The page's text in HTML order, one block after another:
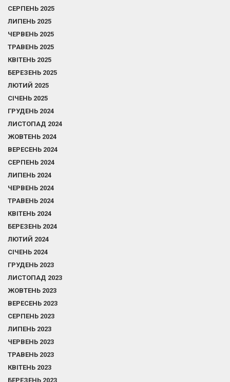
СЕРПЕНЬ 2025
ЛИПЕНЬ 2025
ЧЕРВЕНЬ 2025
ТРАВЕНЬ 2025
КВІТЕНЬ 2025
БЕРЕЗЕНЬ 2025
ЛЮТИЙ 2025
СІЧЕНЬ 2025
ГРУДЕНЬ 2024
ЛИСТОПАД 2024
ЖОВТЕНЬ 2024
ВЕРЕСЕНЬ 2024
СЕРПЕНЬ 2024
ЛИПЕНЬ 2024
ЧЕРВЕНЬ 2024
ТРАВЕНЬ 2024
КВІТЕНЬ 2024
БЕРЕЗЕНЬ 2024
ЛЮТИЙ 2024
СІЧЕНЬ 2024
ГРУДЕНЬ 2023
ЛИСТОПАД 2023
ЖОВТЕНЬ 2023
ВЕРЕСЕНЬ 2023
СЕРПЕНЬ 2023
ЛИПЕНЬ 2023
ЧЕРВЕНЬ 2023
ТРАВЕНЬ 2023
КВІТЕНЬ 2023
БЕРЕЗЕНЬ 2023